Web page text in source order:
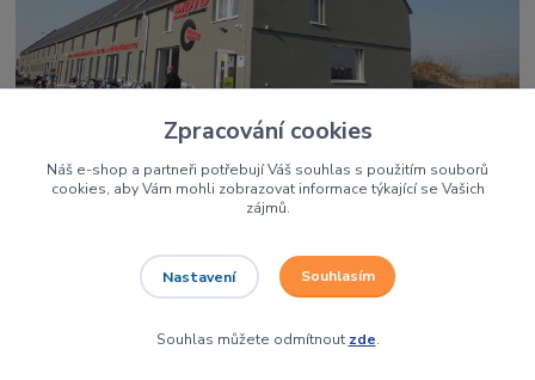
Dirtbikes Olomouc
Zpracování cookies
Náš e-shop a partneři potřebují Váš souhlas s použitím souborů
cookies, aby Vám mohli zobrazovat informace týkající se Vašich
zájmů.
Nastavení Souhlasím
Souhlas můžete odmítnout zde.